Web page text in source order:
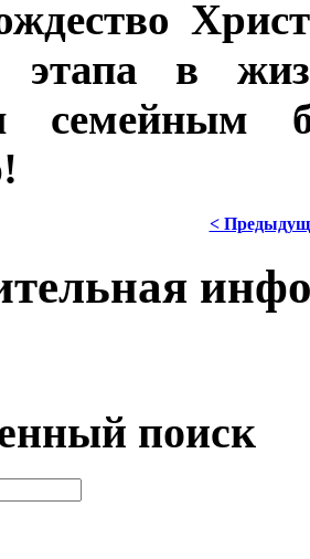
этапа в
семейным
<
поиск